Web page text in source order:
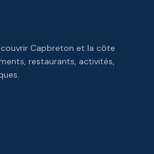
Capbreton et la côte
restaurants, activités,